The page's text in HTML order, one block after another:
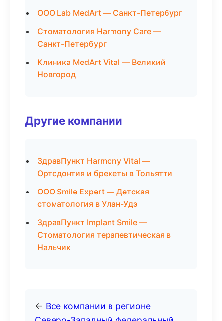
ООО Lab MedArt — Санкт-Петербург
Стоматология Harmony Care —
Санкт-Петербург
Клиника MedArt Vital — Великий
Новгород
Другие компании
ЗдравПункт Harmony Vital —
Ортодонтия и брекеты в Тольятти
ООО Smile Expert — Детская
стоматология в Улан-Удэ
ЗдравПункт Implant Smile —
Стоматология терапевтическая в
Нальчик
← Все компании в регионе